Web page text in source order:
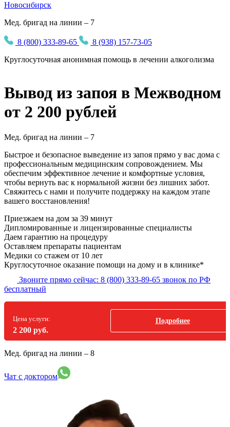
Новосибирск
Мед. бригад на линии – 7
8 (800) 333-89-65
8 (938) 157-73-05
Круглосуточная анонимная помощь в лечении алкоголизма
Вывод из запоя в Межводном
от 2 200 рублей
Мед. бригад на линии – 7
Быстрое и безопасное выведение из запоя прямо у вас дома с
профессиональным медицинским сопровождением. Мы
обеспечим эффективное лечение и комфортные условия,
чтобы вернуть вас к нормальной жизни без лишних забот.
Свяжитесь с нами и получите поддержку на каждом этапе
вашего восстановления!
Приезжаем на дом за 39 минут
Дипломированные и лицензированные специалисты
Даем гарантию на процедуру
Оставляем препараты пациентам
Медики со стажем от 10 лет
Круглосуточное оказание помощи на дому и в клинике*
Звоните прямо сейчас: 8 (800) 333-89-65 звонок по РФ
бесплатный
Цена услуги:
2 200 руб.
Подробнее
Мед. бригад на линии – 8
Чат с доктором